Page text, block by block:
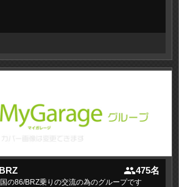
people475名
の86/BRZ乗りの交流の為のグループです